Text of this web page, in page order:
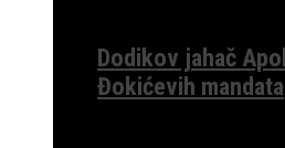
Dodikov jahač
Đokićevih mandata